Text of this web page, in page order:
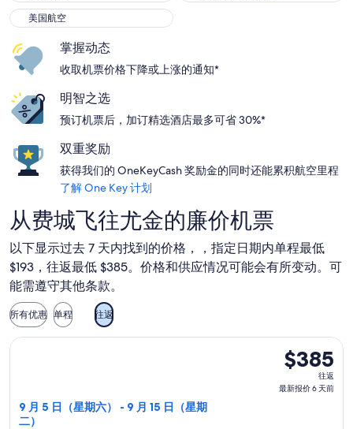
美国航空
美国航空
掌握动态
收取机票价格下降或上涨的通知*
明智之选
预订机票后，加订精选酒店最多可省 30%*
双重奖励
获得我们的 OneKeyCash 奖励金的同时还能累积航空里程
了解 One Key 计划
从费城飞往尤金的廉价机票
以下显示过去 7 天内找到的价格，，指定日期内单程最低
$193，往返最低 $385。价格和供应情况可能会有所变动。可
能需遵守其他条款。
所有优惠 单程 往返
$385
往
返,
$385
往返
最新报价 6 天前
9 月 5 日（星期六） - 9 月 15 日（星期
二）
选择Bargain Flight航班，9 月 5 日（星期六）从费城前往尤